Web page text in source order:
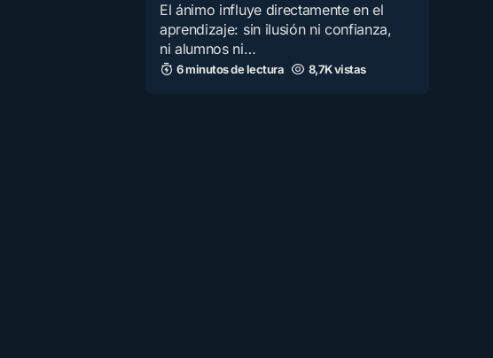
El ánimo influye directamente en el
aprendizaje: sin ilusión ni confianza,
ni alumnos ni…
6 minutos de lectura 8,7K vistas